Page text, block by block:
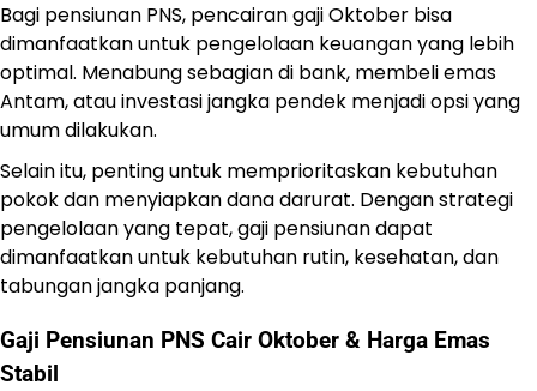
Bagi pensiunan PNS, pencairan gaji Oktober bisa
dimanfaatkan untuk pengelolaan keuangan yang lebih
optimal. Menabung sebagian di bank, membeli emas
Antam, atau investasi jangka pendek menjadi opsi yang
umum dilakukan.
Selain itu, penting untuk memprioritaskan kebutuhan
pokok dan menyiapkan dana darurat. Dengan strategi
pengelolaan yang tepat, gaji pensiunan dapat
dimanfaatkan untuk kebutuhan rutin, kesehatan, dan
tabungan jangka panjang.
Gaji Pensiunan PNS Cair Oktober & Harga Emas
Stabil